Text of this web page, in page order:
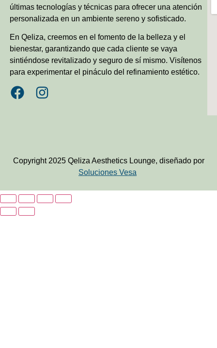
últimas tecnologías y técnicas para ofrecer una atención
personalizada en un ambiente sereno y sofisticado.
En Qeliza, creemos en el fomento de la belleza y el
bienestar, garantizando que cada cliente se vaya
sintiéndose revitalizado y seguro de sí mismo. Visítenos
para experimentar el pináculo del refinamiento estético.
Copyright 2025 Qeliza Aesthetics Lounge, diseñado por
Soluciones Vesa